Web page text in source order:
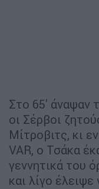
Στο 65' άναψαν
οι Σέρβοι
Μίτροβιτς, κι
VAR, ο Τσάκα
γεννητικά του
και λίγο έλειψε